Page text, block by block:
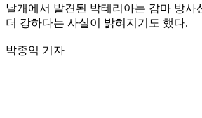
날개에서 발견된 박테리아는 감마 방사
더 강하다는 사실이 밝혀지기도 했다.
박종익 기자